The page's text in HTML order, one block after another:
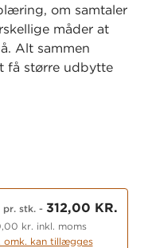
om samtaler
måder at
Alt sammen
få større udbytte
løse i praksis
I alle kapitler
med målet i
og finde forslag
pr. stk.- 312,00 KR.
kr. inkl. moms
omk. kan tillægges